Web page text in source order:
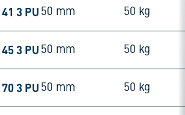
3 PU 50 mm 50 kg
3 PU 50 mm 50 kg
3 PU 50 mm 50 kg